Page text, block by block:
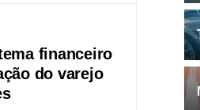
financeiro
do varejo